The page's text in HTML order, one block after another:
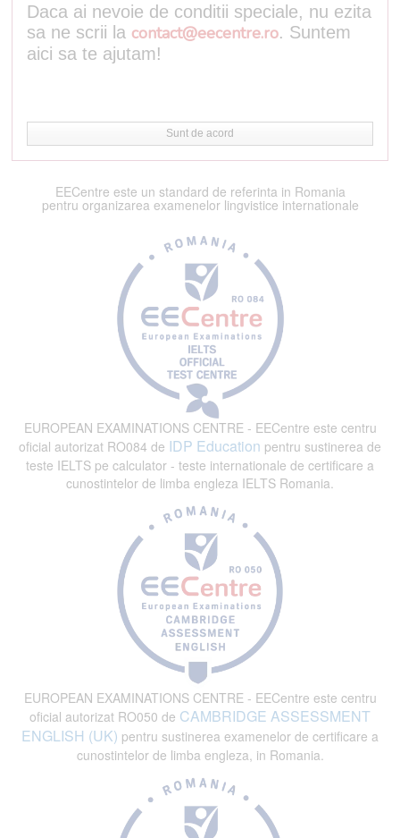
Daca ai nevoie de conditii speciale, nu ezita
sa ne scrii la contact@eecentre.ro. Suntem
aici sa te ajutam!
Sunt de acord
EECentre este un standard de referinta in Romania
pentru organizarea examenelor lingvistice internationale
EUROPEAN EXAMINATIONS CENTRE - EECentre este centru
oficial autorizat RO084 de IDP Education pentru sustinerea de
teste IELTS pe calculator - teste internationale de certificare a
cunostintelor de limba engleza IELTS Romania.
EUROPEAN EXAMINATIONS CENTRE - EECentre este centru
oficial autorizat RO050 de CAMBRIDGE ASSESSMENT
ENGLISH (UK) pentru sustinerea examenelor de certificare a
cunostintelor de limba engleza, in Romania.